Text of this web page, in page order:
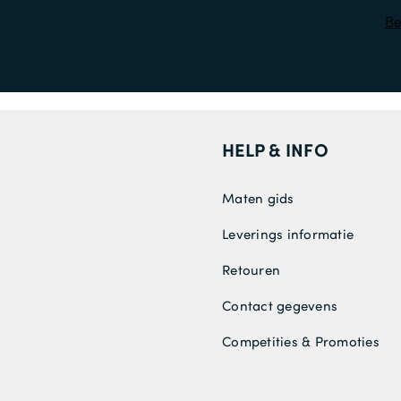
HELP & INFO
Maten gids
Leverings informatie
Retouren
Contact gegevens
Competities & Promoties